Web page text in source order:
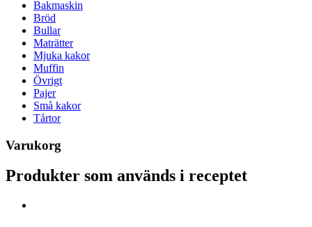
Bakmaskin
Bröd
Bullar
Maträtter
Mjuka kakor
Muffin
Övrigt
Pajer
Små kakor
Tårtor
Varukorg
Produkter som används i receptet